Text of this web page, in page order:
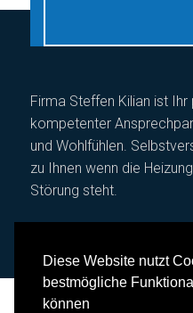
Diese Website nutzt
bestmögliche
können
Firma Steffen Kilian ist Ihr
kompetenter
und Wohlfühlen.
zu Ihnen wenn die
Störung steht.
© 2018 by Steffen